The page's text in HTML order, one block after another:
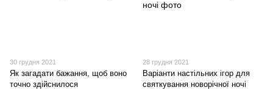
30 грудня 2021
Як загадати бажання, щоб воно
точно здійснилося
28 грудня 2021
Варіанти настільних ігор для
святкування новорічної ночі